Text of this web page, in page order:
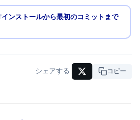
め方 — インストールから最初のコミットまで
シェアする URLコピー